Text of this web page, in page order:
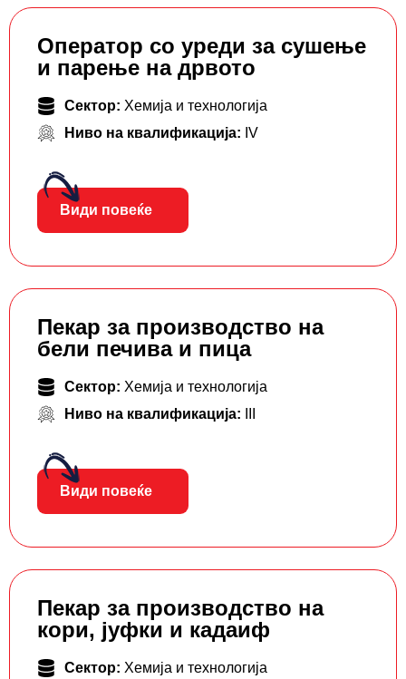
Оператор со уреди за сушење
и парење на дрвото
Сектор: Хемија и технологија
Ниво на квалификација: IV
Види повеќе
Пекар за производство на
бели печива и пица
Сектор: Хемија и технологија
Ниво на квалификација:
Види повеќе
Пекар за производство на
кори, јуфки и кадаиф
Сектор: Хемија и технологија